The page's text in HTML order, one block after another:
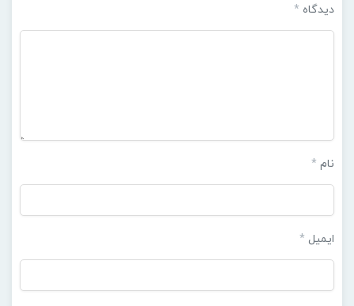
دیدگاه *
نام *
ایمیل *